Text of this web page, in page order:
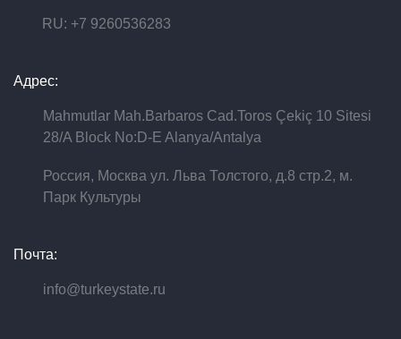
RU: +7 9260536283
Адрес:
Mahmutlar Mah.Barbaros Cad.Toros Çekiç 10 Sitesi
28/A Block No:D-E Alanya/Antalya
Россия, Москва ул. Льва Толстого, д.8 стр.2, м.
Парк Культуры
Почта:
info@turkeystate.ru